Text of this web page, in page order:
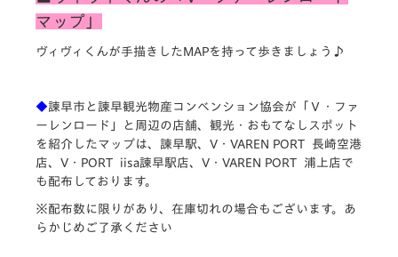
マップ」
ヴィヴィくんが手描きしたMAPを持って歩きましょう♪
◆諫早市と諫早観光物産コンベンション協会が「Ｖ・ファ
ーレンロード」と周辺の店舗、観光・おもてなしスポット
を紹介したマップは、諫早駅、V・VAREN PORT 長崎空港
店、V・PORT iisa諫早駅店、V・VAREN PORT 浦上店で
も配布しております。
※配布数に限りがあり、在庫切れの場合もございます。あ
らかじめご了承ください